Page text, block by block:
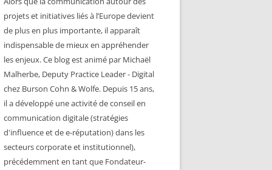
projets et initiatives liés à l’Europe devient
de plus en plus importante, il apparaît
indispensable de mieux en appréhender
les enjeux. Ce blog est animé par Michaël
Malherbe, Deputy Practice Leader - Digital
chez Burson Cohn & Wolfe. Depuis 15 ans,
il a développé une activité de conseil en
communication digitale (stratégies
d'influence et de e-réputation) dans les
secteurs corporate et institutionnel),
précédemment en tant que Fondateur-